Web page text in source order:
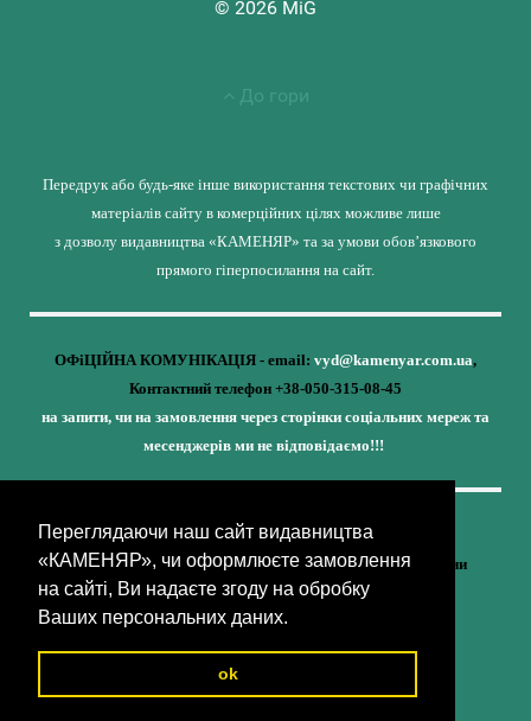
Переглядаючи наш сайт видавництва
«КАМЕНЯР», чи оформлюєте замовлення
на сайті, Ви надаєте згоду на обробку
Ваших персональних даних.
ok
© 2026 MiG
До гори
Передрук або будь-яке інше використання текстових чи графічних
матеріалів сайту в комерційних цілях можливе лише
з дозволу видавництва «КАМЕНЯР» та за умови обов’язкового
прямого гіперпосилання на сайт.
ОФіЦІЙНА КОМУНІКАЦІЯ - email: vyd@kamenyar.com.ua,
Контактний телефон +38-050-315-08-45
на запити, чи на замовлення через сторінки соціальних мереж та
месенджерів ми не відповідаємо!!!
Кожне наше видання - це внесок у спротив,
у збереження ідентичності та неминучу перемогу України
(видавництво «КАМЕНЯР»)